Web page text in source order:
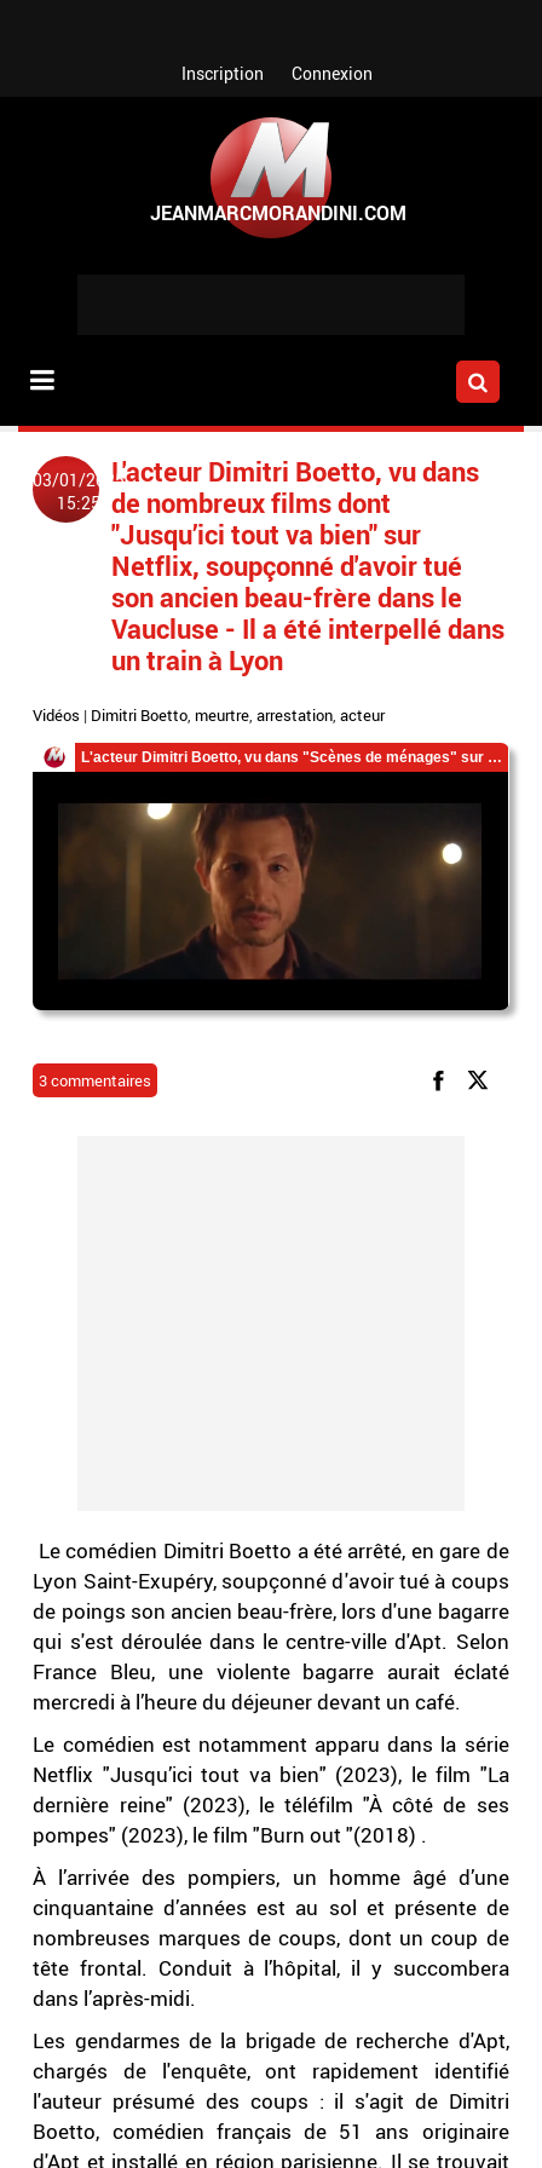
Inscription Connexion
03/01/2025
15:25
L'acteur Dimitri Boetto, vu dans
de nombreux films dont
"Jusqu’ici tout va bien" sur
Netflix, soupçonné d'avoir tué
son ancien beau-frère dans le
Vaucluse - Il a été interpellé dans
un train à Lyon
Vidéos | Dimitri Boetto,meurtre,arrestation,acteur
3 commentaires
Le comédien Dimitri Boetto a été arrêté, en gare de
Lyon Saint-Exupéry, soupçonné d'avoir tué à coups
de poings son ancien beau-frère, lors d'une bagarre
qui s'est déroulée dans le centre-ville d'Apt. Selon
France Bleu, une violente bagarre aurait éclaté
mercredi à l’heure du déjeuner devant un café.
Le comédien est notamment apparu dans la série
Netflix "Jusqu’ici tout va bien" (2023), le film "La
dernière reine" (2023), le téléfilm "À côté de ses
pompes" (2023), le film "Burn out "(2018) .
À l’arrivée des pompiers, un homme âgé d’une
cinquantaine d’années est au sol et présente de
nombreuses marques de coups, dont un coup de
tête frontal. Conduit à l’hôpital, il y succombera
dans l’après-midi.
Les gendarmes de la brigade de recherche d'Apt,
chargés de l'enquête, ont rapidement identifié
l'auteur présumé des coups : il s'agit de Dimitri
Boetto, comédien français de 51 ans originaire
d'Apt et installé en région parisienne. Il se trouvait